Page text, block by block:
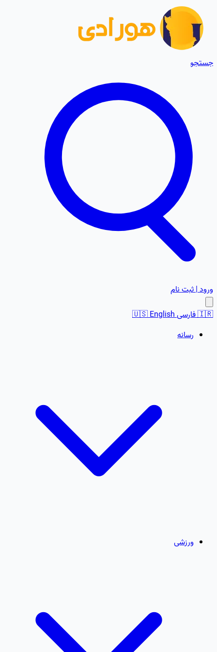
جستجو
ورود | ثبت نام
🇮🇷فارسی 🇺🇸English
رسانه
ورزشی